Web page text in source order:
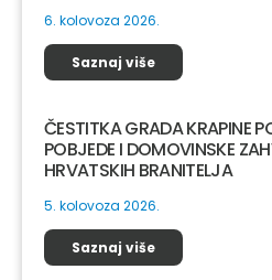
6. kolovoza 2026.
Saznaj više
ČESTITKA GRADA KRAPINE
POBJEDE I DOMOVINSKE
HRVATSKIH BRANITELJA
5. kolovoza 2026.
Saznaj više